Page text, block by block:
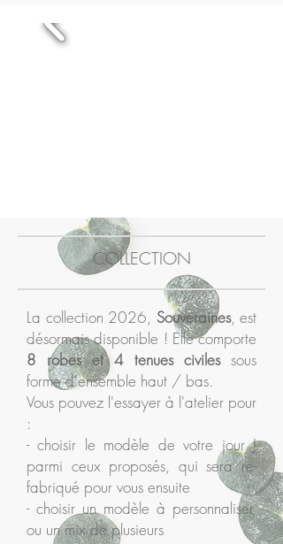
COLLECTION
La collection 2026, Souveraines, est
désormais disponible ! Elle comporte
8 robes et 4 tenues civilessous
forme d'ensemble haut / bas.
Vous pouvez l'essayer à l'atelier pour
:
- choisir le modèle de votre jour J
parmi ceux proposés, qui sera re-
fabriqué pour vous ensuite
- choisir un modèle à personnaliser,
ou un mix de plusieurs